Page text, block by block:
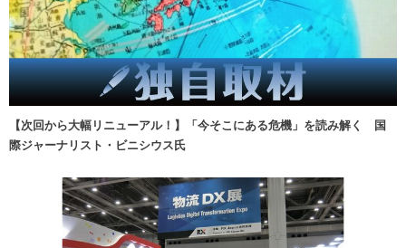
【次回から大幅リニューアル！】「今そこにある危機」を読み解く 国
際ジャーナリスト・ビニシウス氏